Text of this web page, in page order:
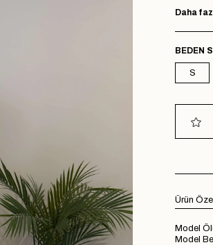
Daha
BEDEN
S
Ürün
Model
Model